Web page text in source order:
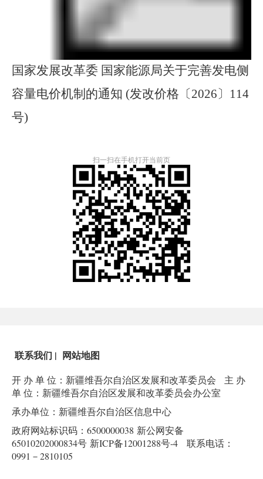
国家发展改革委 国家能源局关于完善发电侧
容量电价机制的通知 (发改价格〔2026〕114
号)
扫一扫在手机打开当前页
联系我们 | 网站地图
开 办 单 位：新疆维吾尔自治区发展和改革委员会
主 办
单 位：新疆维吾尔自治区发展和改革委员会办公室
承办单位：新疆维吾尔自治区信息中心
政府网站标识码：6500000038 新公网安备
65010202000834号 新ICP备12001288号-4 联系电话：
0991－2810105